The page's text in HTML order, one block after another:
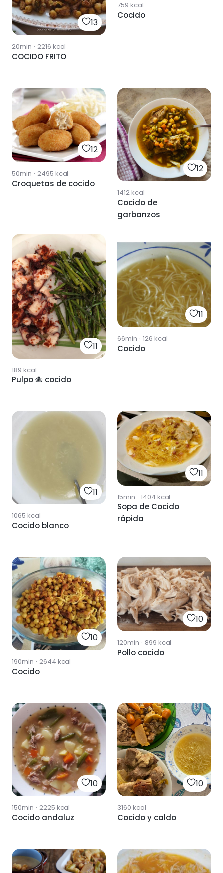
13
20min · 2216 kcal
COCIDO FRITO
759 kcal
Cocido
12
50min · 2495 kcal
Croquetas de cocido
12
1412kcal
Cocido de
garbanzos
11
189 kcal
Pulpo 🐙 cocido
11
66min · 126 kcal
Cocido
11
1065 kcal
Cocido blanco
11
15min · 1404 kcal
Sopa de Cocido
rápida
10
190min · 2644 kcal
Cocido
10
120min · 899 kcal
Pollo cocido
10
150min · 2225 kcal
Cocido andaluz
10
3160 kcal
Cocido y caldo